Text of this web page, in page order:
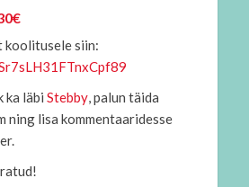
koolitusele siin:
ka läbi Stebby, palun täida
ning lisa kommentaaridesse